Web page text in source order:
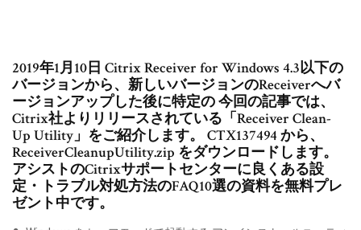
2019年1月10日 Citrix Receiver for Windows 4.3以下の
バージョンから、新しいバージョンのReceiverへバ
ージョンアップした後に特定の 今回の記事では、
Citrix社よりリリースされている「Receiver Clean-
Up Utility」をご紹介します。 CTX137494 から、
ReceiverCleanupUtility.zip をダウンロードします。
アシストのCitrixサポートセンターに良くある設
定・トラブル対処方法のFAQ10選の資料を無料プレ
ゼント中です。